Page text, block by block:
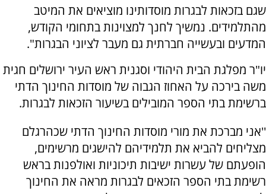
שגם בזכאות לבגרות מוסדותינו מוציאים את המיטב
מהתלמידים. נמשיך לחנך למצוינות בתחומי הקודש,
המדעים ובעשייה חברתית גם מעבר לציוני הבגרות".
יו"ר מפלגת הבית היהודי וסגנית ראש העיר ירושלים חגית
משה בירכה על האחוז הגבוה של מוסדות החינוך הדתי
ברשימת בתי הספר המובילים בשיעור הזכאות לבגרות.
''אני מברכת את מורי מוסדות החינוך הדתי שכהרגלם
מצליחים להביא את תלמידיהם להישגים מרשימים,
הופעתם של עשרות ישיבות תיכוניות ואולפנות בראש
רשימת בתי הספר הזכאים לבגרות מראה את החינוך